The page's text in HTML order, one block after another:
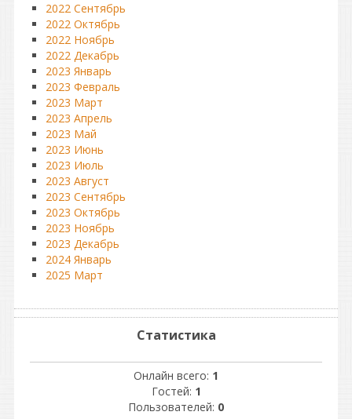
2022 Сентябрь
2022 Октябрь
2022 Ноябрь
2022 Декабрь
2023 Январь
2023 Февраль
2023 Март
2023 Апрель
2023 Май
2023 Июнь
2023 Июль
2023 Август
2023 Сентябрь
2023 Октябрь
2023 Ноябрь
2023 Декабрь
2024 Январь
2025 Март
Статистика
Онлайн всего: 1
Гостей: 1
Пользователей: 0